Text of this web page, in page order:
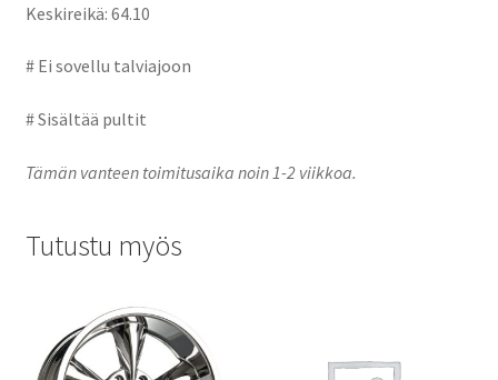
Keskireikä: 64.10
# Ei sovellu talviajoon
# Sisältää pultit
Tämän vanteen toimitusaika noin 1-2 viikkoa.
Tutustu myös